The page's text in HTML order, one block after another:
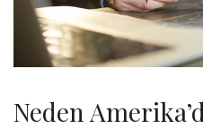
Neden